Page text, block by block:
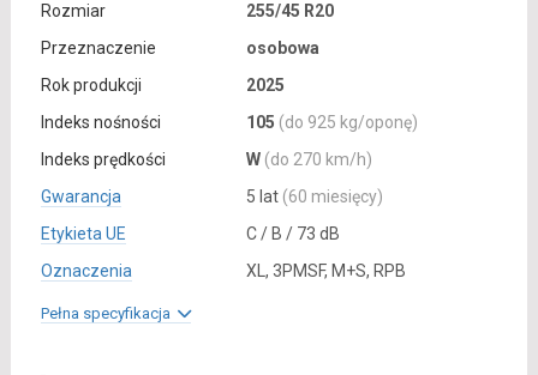
Rozmiar
255/45 R20
Przeznaczenie
osobowa
Rok produkcji
2025
Indeks nośności
105 (do 925 kg/oponę)
Indeks prędkości
W (do 270 km/h)
Gwarancja
5 lat (60 miesięcy)
Etykieta UE
C / B / 73 dB
Oznaczenia
XL, 3PMSF, M+S, RPB
Pełna specyfikacja